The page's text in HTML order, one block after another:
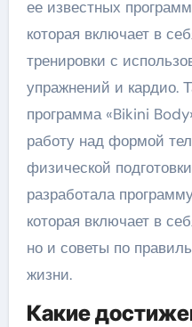
ее известных
которая включает в
тренировки с
упражнений и кардио.
программа «Bikini
работу над формой
физической
разработала
которая включает в
но и советы по
жизни.
Какие